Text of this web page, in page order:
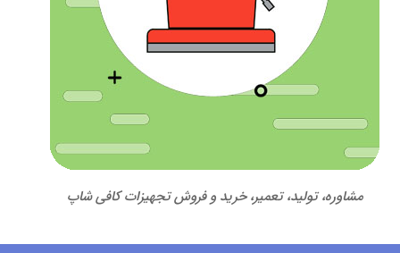
مشاوره، تولید، تعمیر، خرید و فروش تجهیزات کافی شاپ